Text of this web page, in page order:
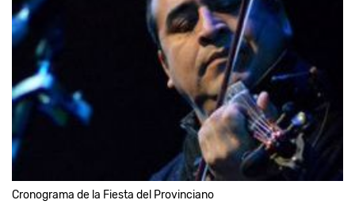
Cronograma de la Fiesta del Provinciano